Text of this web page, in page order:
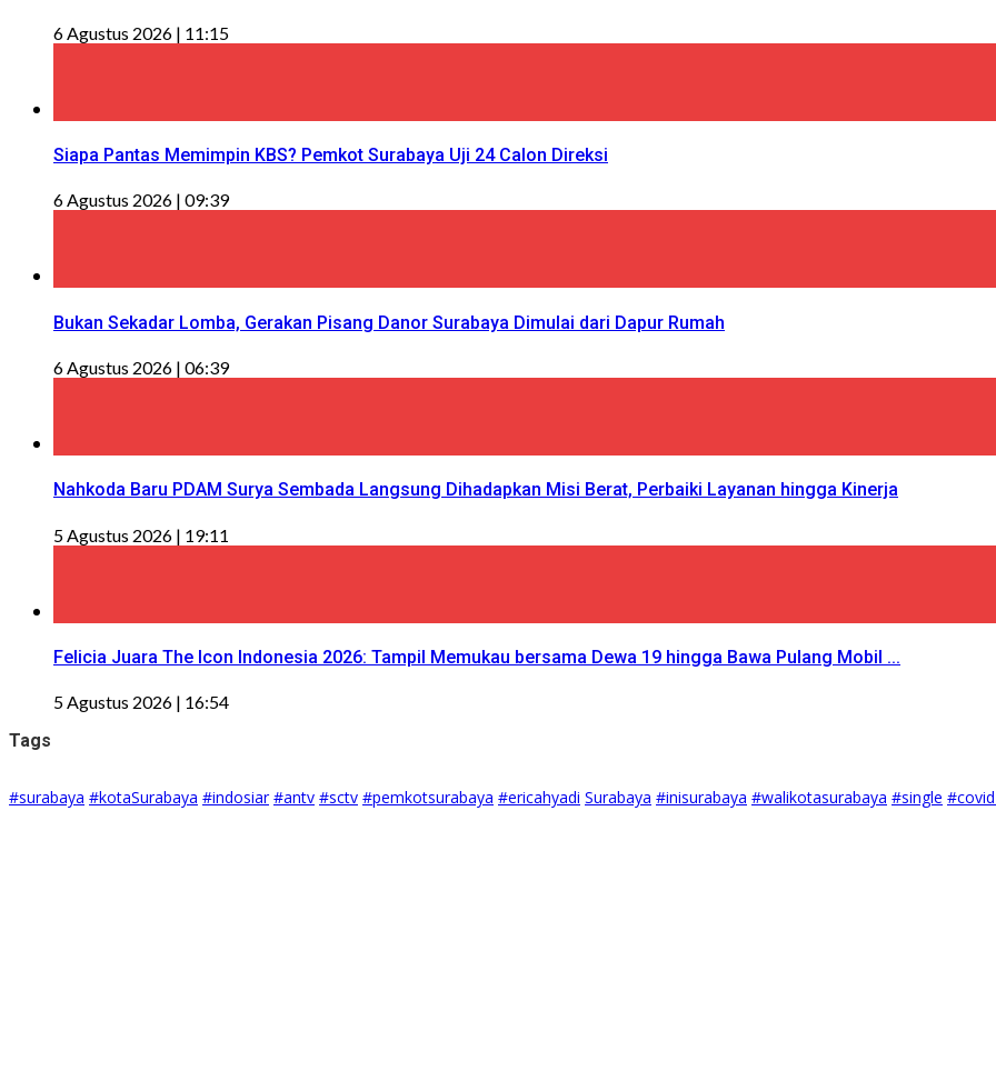
6 Agustus 2026 | 11:15
Siapa Pantas Memimpin KBS? Pemkot Surabaya Uji 24 Calon Direksi
6 Agustus 2026 | 09:39
Bukan Sekadar Lomba, Gerakan Pisang Danor Surabaya Dimulai dari Dapur Rumah
6 Agustus 2026 | 06:39
Nahkoda Baru PDAM Surya Sembada Langsung Dihadapkan Misi Berat, Perbaiki Layanan hingga Kinerja
5 Agustus 2026 | 19:11
Felicia Juara The Icon Indonesia 2026: Tampil Memukau bersama Dewa 19 hingga Bawa Pulang Mobil ...
5 Agustus 2026 | 16:54
Tags
#surabaya #kotaSurabaya #indosiar #antv #sctv #pemkotsurabaya #ericahyadi Surabaya #inisurabaya #walikotasurabaya #single